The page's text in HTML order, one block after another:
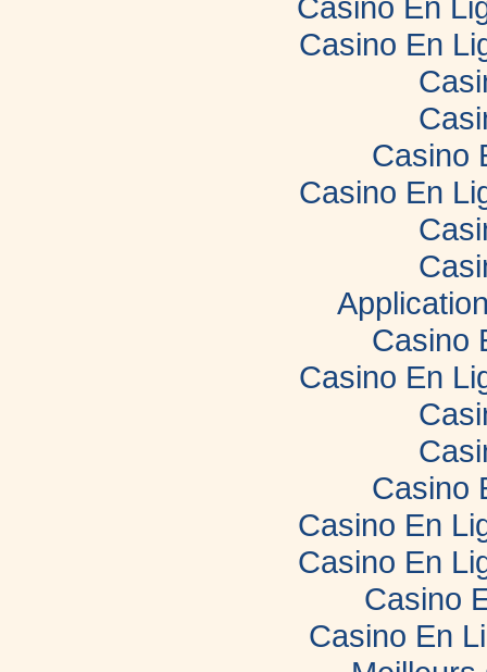
Casino En
Casino
Casino En
Casino
Casino En
Casino
Casino En
Casino En
Casino
Casino En